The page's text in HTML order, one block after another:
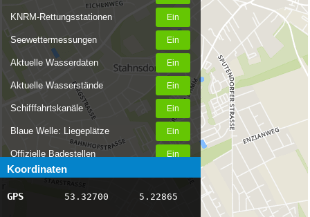
KNRM-Rettungsstationen
Seewettermessungen
Aktuelle Wasserdaten
Aktuelle Wasserstände
Schifffahrtskanäle
Blaue Welle: Liegeplätze
Offizielle Badestellen
Nachrichten Binnenschifffahrt
AIS-Schiffspositionen
Koordinaten
GPS 53.32700 5.22865